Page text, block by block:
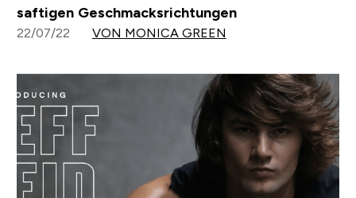
saftigen Geschmacksrichtungen
22/07/22 VON MONICA GREEN